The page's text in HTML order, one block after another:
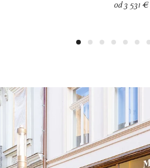
od 3 531 €
1 2 3 4 5 6 7